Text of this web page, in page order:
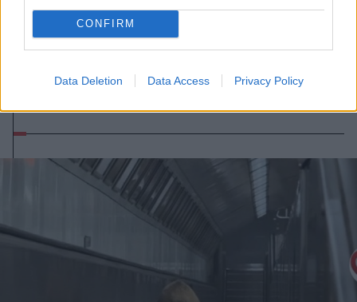
CONFIRM
Data Deletion Data Access Privacy Policy
2026. augusztus 08., szombat
Románia irányából érkező ukrán
csalidrón robbant fel Bulgáriában –